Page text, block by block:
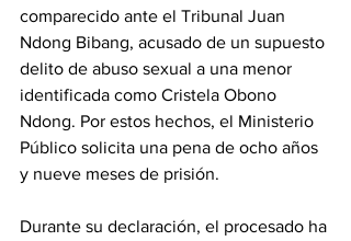
comparecido ante el Tribunal Juan
Ndong Bibang, acusado de un supuesto
delito de abuso sexual a una menor
identificada como Cristela Obono
Ndong. Por estos hechos, el Ministerio
Público solicita una pena de ocho años
y nueve meses de prisión.
‎Durante su declaración, el procesado ha